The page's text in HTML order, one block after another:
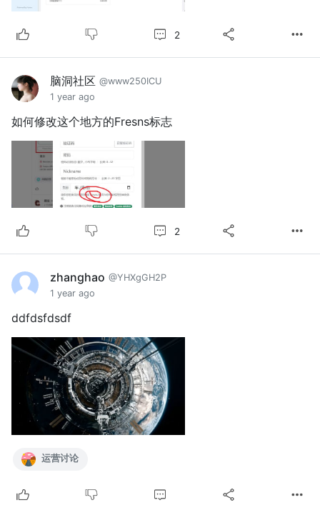
2
脑洞社区 @www250ICU
1 year ago
如何修改这个地方的Fresns标志
2
zhanghao @YHXgGH2P
1 year ago
ddfdsfdsdf
运营讨论